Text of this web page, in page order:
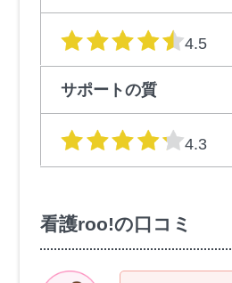
星の数
4.5
サポートの質
星の数
4.3
看護roo!の口コミ